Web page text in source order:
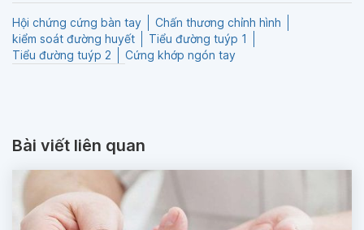
Hội chứng cứng bàn tay
Chấn thương chỉnh hình
kiểm soát đường huyết
Tiểu đường tuýp 1
Tiểu đường tuýp 2
Cứng khớp ngón tay
Bài viết liên quan